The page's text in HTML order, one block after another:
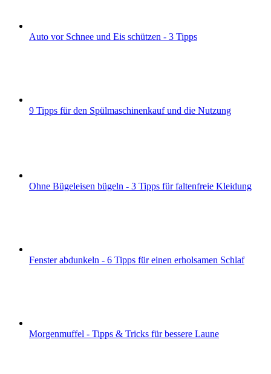
Auto vor Schnee und Eis schützen - 3 Tipps
9 Tipps für den Spülmaschinenkauf und die Nutzung
Ohne Bügeleisen bügeln - 3 Tipps für faltenfreie Kleidung
Fenster abdunkeln - 6 Tipps für einen erholsamen Schlaf
Morgenmuffel - Tipps & Tricks für bessere Laune